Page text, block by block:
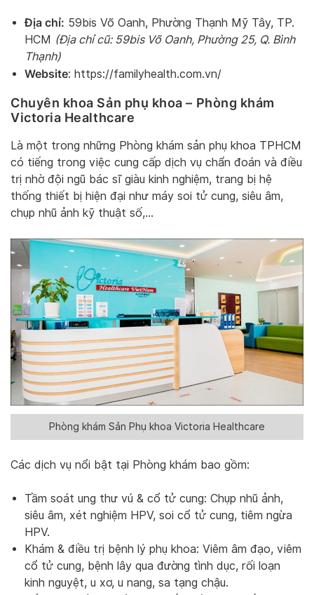
Địa chỉ: 59bis Võ Oanh, Phường Thạnh Mỹ Tây, TP.
HCM (Địa chỉ cũ: 59bis Võ Oanh, Phường 25, Q. Bình
Thạnh)
Website: https://familyhealth.com.vn/
Chuyên khoa Sản phụ khoa – Phòng khám
Victoria Healthcare
Là một trong những Phòng khám sản phụ khoa TPHCM
có tiếng trong việc cung cấp dịch vụ chẩn đoán và điều
trị nhờ đội ngũ bác sĩ giàu kinh nghiệm, trang bị hệ
thống thiết bị hiện đại như máy soi tử cung, siêu âm,
chụp nhũ ảnh kỹ thuật số,…
Phòng khám Sản Phụ khoa Victoria Healthcare
Các dịch vụ nổi bật tại Phòng khám bao gồm:
Tầm soát ung thư vú & cổ tử cung: Chụp nhũ ảnh,
siêu âm, xét nghiệm HPV, soi cổ tử cung, tiêm ngừa
HPV.
Khám & điều trị bệnh lý phụ khoa: Viêm âm đạo, viêm
cổ tử cung, bệnh lây qua đường tình dục, rối loạn
kinh nguyệt, u xơ, u nang, sa tạng chậu.